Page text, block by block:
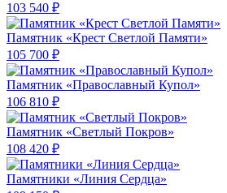
103 540 ₽
Памятник «Крест Светлой Памяти»
105 700 ₽
Памятник «Православный Купол»
106 810 ₽
Памятник «Светлый Покров»
108 420 ₽
Памятники «Линия Сердца»